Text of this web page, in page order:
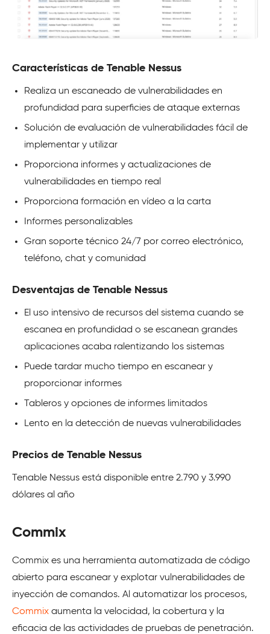
Características de Tenable Nessus
Realiza un escaneado de vulnerabilidades en
profundidad para superficies de ataque externas
Solución de evaluación de vulnerabilidades fácil de
implementar y utilizar
Proporciona informes y actualizaciones de
vulnerabilidades en tiempo real
Proporciona formación en vídeo a la carta
Informes personalizables
Gran soporte técnico 24/7 por correo electrónico,
teléfono, chat y comunidad
Desventajas de Tenable Nessus
El uso intensivo de recursos del sistema cuando se
escanea en profundidad o se escanean grandes
aplicaciones acaba ralentizando los sistemas
Puede tardar mucho tiempo en escanear y
proporcionar informes
Tableros y opciones de informes limitados
Lento en la detección de nuevas vulnerabilidades
Precios de Tenable Nessus
Tenable Nessus está disponible entre 2.790 y 3.990
dólares al año
Commix
Commix es una herramienta automatizada de código
abierto para escanear y explotar vulnerabilidades de
inyección de comandos. Al automatizar los procesos,
Commix aumenta la velocidad, la cobertura y la
eficacia de las actividades de pruebas de penetración.